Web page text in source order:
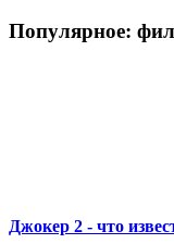
Популярное:
Джокер 2 - что